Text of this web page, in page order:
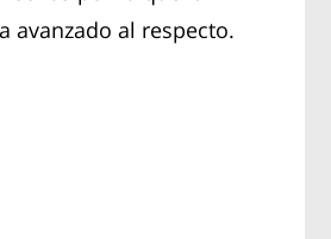
avanzado al respecto.